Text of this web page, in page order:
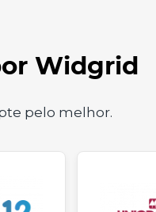
Widgrid
pelo melhor.